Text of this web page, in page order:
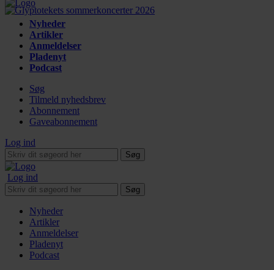
Nyheder
Artikler
Anmeldelser
Pladenyt
Podcast
Søg
Tilmeld nyhedsbrev
Abonnement
Gaveabonnement
Log ind
Søg
Log ind
Søg
Nyheder
Artikler
Anmeldelser
Pladenyt
Podcast